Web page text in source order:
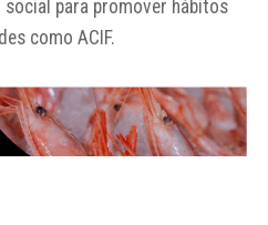
para promover hábitos
como ACIF.